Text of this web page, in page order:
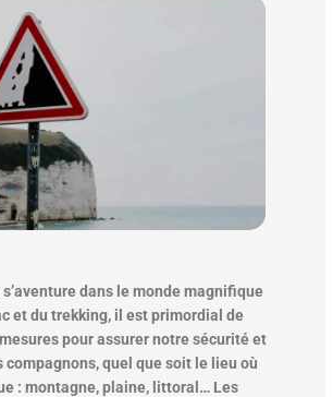
s’aventure dans le monde magnifique
et du trekking, il est primordial de
pour assurer notre sécurité et
compagnons, quel que soit le lieu où
: montagne, plaine, littoral… Les